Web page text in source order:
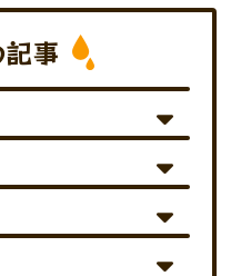
事